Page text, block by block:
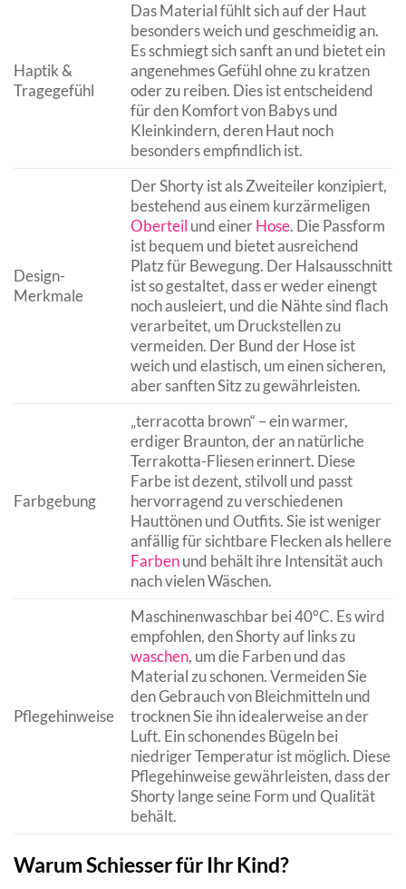
Haptik &
Tragegefühl
Das Material fühlt sich auf der Haut
besonders weich und geschmeidig an.
Es schmiegt sich sanft an und bietet ein
angenehmes Gefühl ohne zu kratzen
oder zu reiben. Dies ist entscheidend
für den Komfort von Babys und
Kleinkindern, deren Haut noch
besonders empfindlich ist.
Design-
Merkmale
Der Shorty ist als Zweiteiler konzipiert,
bestehend aus einem kurzärmeligen
Oberteil und einerHose. Die Passform
ist bequem und bietet ausreichend
Platz für Bewegung. Der Halsausschnitt
ist so gestaltet, dass er weder einengt
noch ausleiert, und die Nähte sind flach
verarbeitet, um Druckstellen zu
vermeiden. Der Bund der Hose ist
weich und elastisch, um einen sicheren,
aber sanften Sitz zu gewährleisten.
Farbgebung
„terracotta brown“ – ein warmer,
erdiger Braunton, der an natürliche
Terrakotta-Fliesen erinnert. Diese
Farbe ist dezent, stilvoll und passt
hervorragend zu verschiedenen
Hauttönen und Outfits. Sie ist weniger
anfällig für sichtbare Flecken als hellere
Farbenund behält ihre Intensität auch
nach vielen Wäschen.
Pflegehinweise
Maschinenwaschbar bei 40°C. Es wird
empfohlen, den Shorty auf links zu
waschen, um die Farben und das
Material zu schonen. Vermeiden Sie
den Gebrauch von Bleichmitteln und
trocknen Sie ihn idealerweise an der
Luft. Ein schonendes Bügeln bei
niedriger Temperatur ist möglich. Diese
Pflegehinweise gewährleisten, dass der
Shorty lange seine Form und Qualität
behält.
Warum Schiesser für Ihr Kind?